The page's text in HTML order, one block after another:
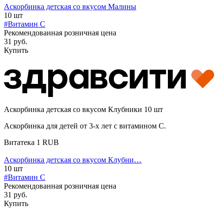
Аскорбинка детская со вкусом Малины
10 шт
#Витамин C
Рекомендованная розничная цена
31 руб.
Купить
Аскорбинка детская со вкусом Клубники 10 шт
Аскорбинка для детей от 3-х лет с витамином С.
Витатека 1 RUB
Аскорбинка детская со вкусом Клубни…
10 шт
#Витамин C
Рекомендованная розничная цена
31 руб.
Купить